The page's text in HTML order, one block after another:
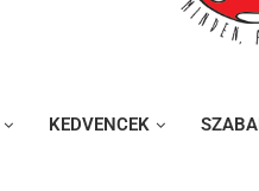
KEDVENCEK